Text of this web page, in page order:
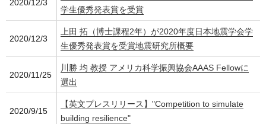
2020/12/3
学生優秀発表賞を受賞
2020/12/3
上田 拓（博士課程2年）が2020年度日本地震学会学
生優秀発表賞を受賞地震研究所概要
2020/11/25
川勝 均 教授 アメリカ科学振興協会AAAS Fellowに
選出
2020/9/15
【英文プレスリリース】"Competition to simulate
building resilience"